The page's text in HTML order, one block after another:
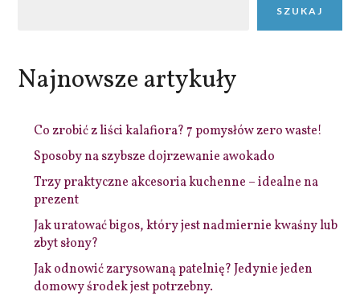
SZUKAJ
Najnowsze artykuły
Co zrobić z liści kalafiora? 7 pomysłów zero waste!
Sposoby na szybsze dojrzewanie awokado
Trzy praktyczne akcesoria kuchenne – idealne na
prezent
Jak uratować bigos, który jest nadmiernie kwaśny lub
zbyt słony?
Jak odnowić zarysowaną patelnię? Jedynie jeden
domowy środek jest potrzebny.